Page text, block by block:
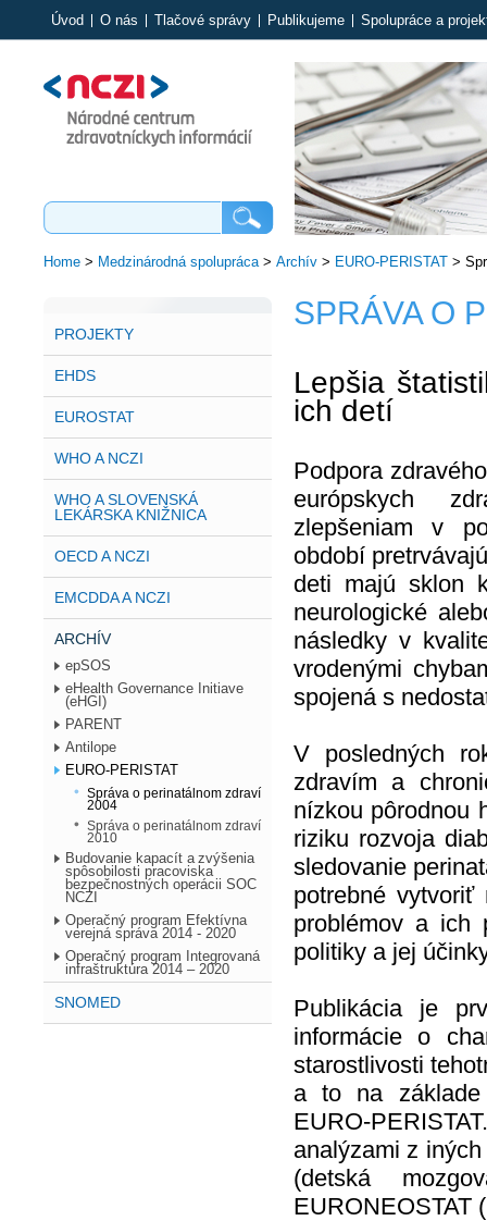
Úvod O nás Tlačové správy Publikujeme Spolupráce a
Home> Medzinárodná spolupráca> Archív> EURO-PERISTAT>
PROJEKTY
EHDS
EUROSTAT
WHO A NCZI
WHO A SLOVENSKÁ
LEKÁRSKA KNIŽNICA
OECD A NCZI
EMCDDA A NCZI
ARCHÍV
epSOS
eHealth Governance Initiave
(eHGI)
PARENT
Antilope
EURO-PERISTAT
Správa o perinatálnom zdraví
2004
Správa o perinatálnom zdraví
2010
Budovanie kapacít a zvýšenia
spôsobilosti pracoviska
bezpečnostných operácii SOC
NCZI
Operačný program Efektívna
verejná správa 2014 - 2020
Operačný program Integrovaná
infraštruktúra 2014 – 2020
SNOMED
SPRÁVA O
Lepšia
ich detí
Podpora
európskych
zlepšeniam v
období
deti majú sklon
neurologické
následky v
vrodenými
spojená s
V posledných
zdravím a
nízkou pôrodnou
riziku rozvoja
sledovanie
potrebné vytvoriť
problémov a ich
politiky a jej
Publikácia je
informácie o
starostlivosti
a to na základe
EURO-
analýzami z
(detská
EURONEOSTAT